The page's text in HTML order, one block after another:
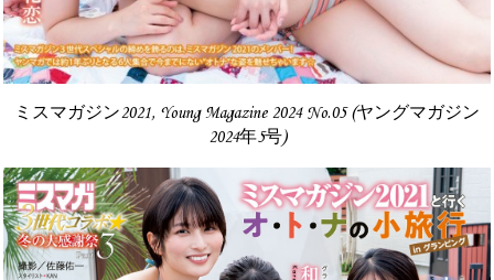
ミスマガジン2021, Young Magazine 2024 No.05 (ヤングマガジン
2024年5号)